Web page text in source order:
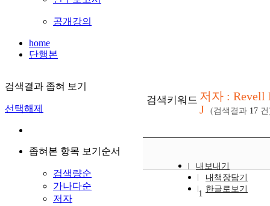
공개강의
home
단행본
검색결과 좁혀 보기
선택해제
좁혀본 항목 보기순서
검색량순
가나다순
저자
검색키워드 저자 : Revell
J
(검색결과 17
내보내기
내책장담기
한글로보기
1